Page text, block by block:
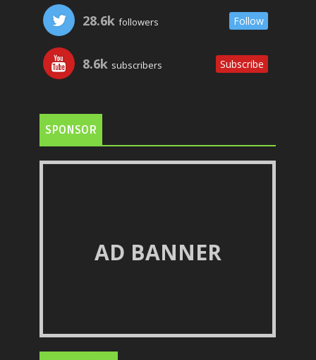
28.6k followers Follow
8.6k subscribers Subscribe
SPONSOR
AD BANNER